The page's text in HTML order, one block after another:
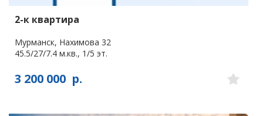
2-к квартира
Мурманск, Нахимова 32
45.5/27/7.4 м.кв., 1/5 эт.
3 200 000 р.